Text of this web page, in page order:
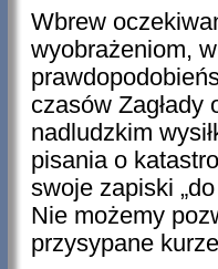
Wbrew
wyobrażeniom,
czasów Zagłady
nadludzkim
pisania o
swoje zapiski
Nie możemy
przysypane